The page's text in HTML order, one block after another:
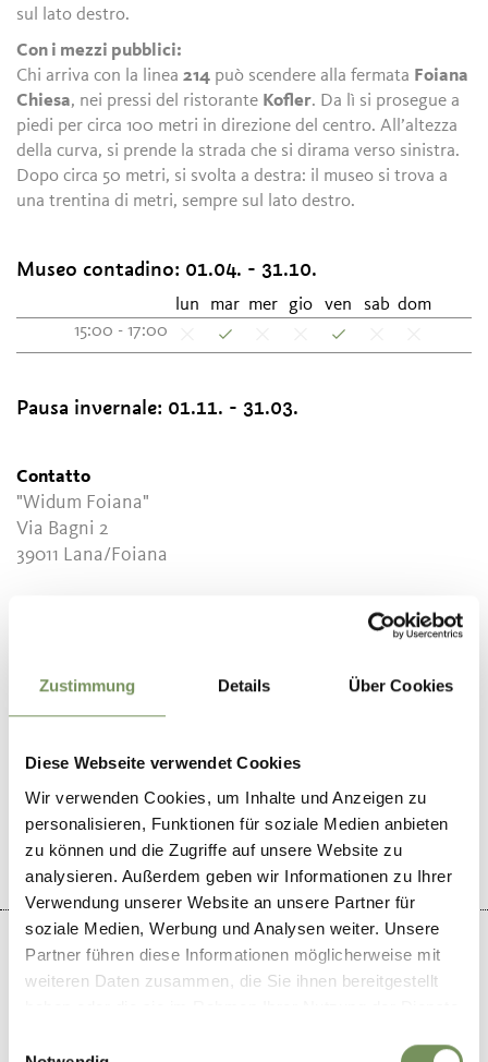
Zustimmung Details Über Cookies
Diese Webseite verwendet Cookies
Wir verwenden Cookies, um Inhalte und Anzeigen zu
personalisieren, Funktionen für soziale Medien anbieten
zu können und die Zugriffe auf unsere Website zu
analysieren. Außerdem geben wir Informationen zu Ihrer
Verwendung unserer Website an unsere Partner für
soziale Medien, Werbung und Analysen weiter. Unsere
Partner führen diese Informationen möglicherweise mit
weiteren Daten zusammen, die Sie ihnen bereitgestellt
sul lato destro.
Con i mezzi pubblici:
Chi arriva con la linea214 può scendere alla fermata Foiana
Chiesa, nei pressi del ristorante Kofler. Da lì si prosegue a
piedi per circa 100 metri in direzione del centro. All’altezza
della curva, si prende la strada che si dirama verso sinistra.
Dopo circa 50 metri, si svolta a destra: il museo si trova a
una trentina di metri, sempre sul lato destro.
Museo contadino: 01.04. - 31.10.
lun mar mer gio ven sab dom
15:00 - 17:00
Pausa invernale: 01.11. - 31.03.
Contatto
"Widum Foiana"
Via Bagni 2
39011 Lana/Foiana
IL CONTENUTO VI È STATO UTILE? SÌ
−